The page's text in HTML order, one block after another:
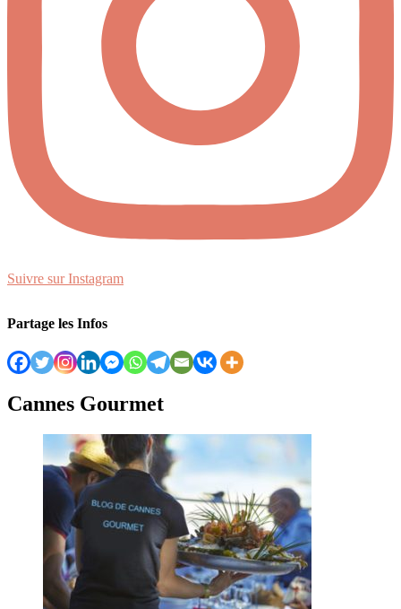
Suivre sur Instagram
Partage les Infos
Cannes Gourmet